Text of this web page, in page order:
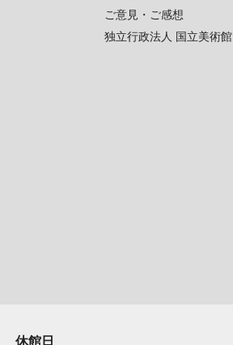
ご意見・ご感想
独立行政法人 国立美術館
休館日